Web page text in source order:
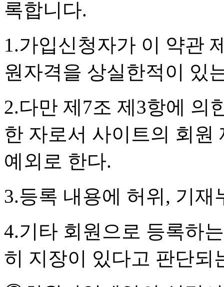
록합니다.
1.가입신청자가 이 약관
원자격을 상실한적이 있
2.다만 제7조 제3항에 의
한 자로서 사이트의 회원
예외로 한다.
3.등록 내용에 허위, 기재
4.기타 회원으로 등록하
히 지장이 있다고 판단되